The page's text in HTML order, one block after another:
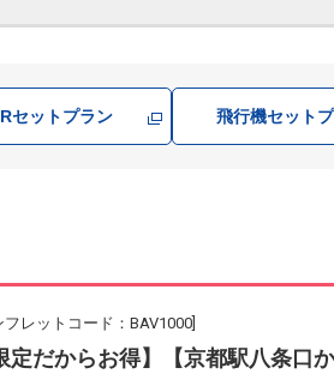
セットプラン 飛行機セット
フレットコード：BAV1000]
定だからお得】【京都駅八条口